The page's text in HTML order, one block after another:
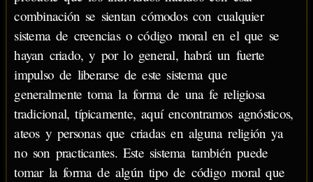
combinación se sientan cómodos con cualquier
sistema de creencias o código moral en el que se
hayan criado, y por lo general, habrá un fuerte
impulso de liberarse de este sistema que
generalmente toma la forma de una fe religiosa
tradicional, típicamente, aquí encontramos agnósticos,
ateos y personas que criadas en alguna religión ya
no son practicantes. Este sistema también puede
tomar la forma de algún tipo de código moral que